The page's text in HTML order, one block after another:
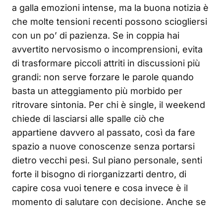
a galla emozioni intense, ma la buona notizia è
che molte tensioni recenti possono sciogliersi
con un po’ di pazienza. Se in coppia hai
avvertito nervosismo o incomprensioni, evita
di trasformare piccoli attriti in discussioni più
grandi: non serve forzare le parole quando
basta un atteggiamento più morbido per
ritrovare sintonia. Per chi è single, il weekend
chiede di lasciarsi alle spalle ciò che
appartiene davvero al passato, così da fare
spazio a nuove conoscenze senza portarsi
dietro vecchi pesi. Sul piano personale, senti
forte il bisogno di riorganizzarti dentro, di
capire cosa vuoi tenere e cosa invece è il
momento di salutare con decisione. Anche se